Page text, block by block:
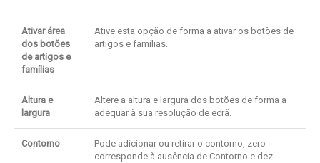
Ativar área
dos botões
de artigos e
famílias
Ative esta opção de forma a ativar os botões de
artigos e famílias.
Altura e
largura
Altere a altura e largura dos botões de forma a
adequar à sua resolução de ecrã.
Contorno
Pode adicionar ou retirar o contorno, zero
corresponde à ausência de Contorno e dez